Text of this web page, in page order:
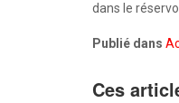
dans le
Publié dans
Ces